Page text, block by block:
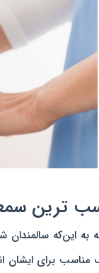
ترین
به این‌که
برای ایشان